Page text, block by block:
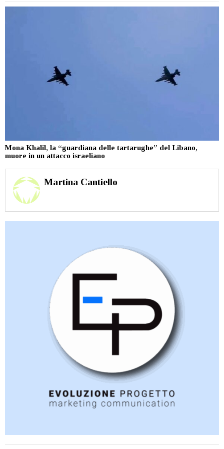
Mona Khalil, la “guardiana delle tartarughe” del Libano,
muore in un attacco israeliano
Martina Cantiello